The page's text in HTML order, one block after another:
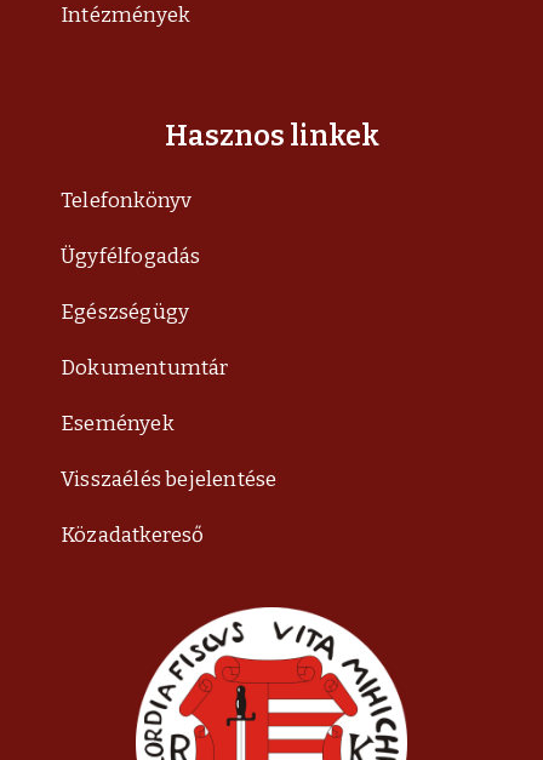
Hasznos linkek
Telefonkönyv
Ügyfélfogadás
Egészségügy
Dokumentumtár
Események
Visszaélés bejelentése
Közadatkereső
Intézmények